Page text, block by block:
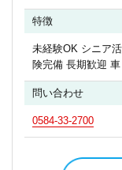
特徴
未経験OK シニア
険完備 長期歓迎
問い合わせ
0584-33-2700